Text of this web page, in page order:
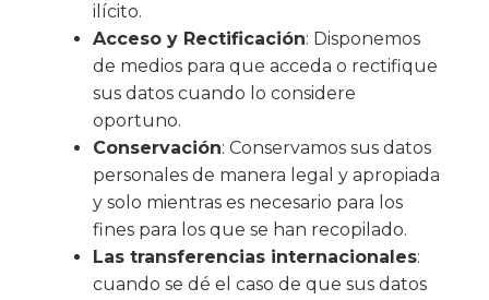
ilícito.
Acceso y Rectificación: Disponemos
de medios para que acceda o rectifique
sus datos cuando lo considere
oportuno.
Conservación: Conservamos sus datos
personales de manera legal y apropiada
y solo mientras es necesario para los
fines para los que se han recopilado.
Las transferencias internacionales:
cuando se dé el caso de que sus datos